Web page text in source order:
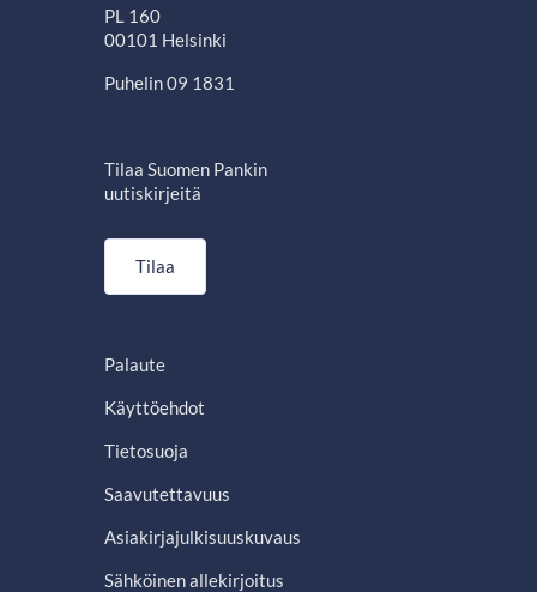
PL 160
00101 Helsinki
Puhelin 09 1831
Tilaa Suomen Pankin
uutiskirjeitä
Tilaa
Palaute
Käyttöehdot
Tietosuoja
Saavutettavuus
Asiakirjajulkisuuskuvaus
Sähköinen allekirjoitus